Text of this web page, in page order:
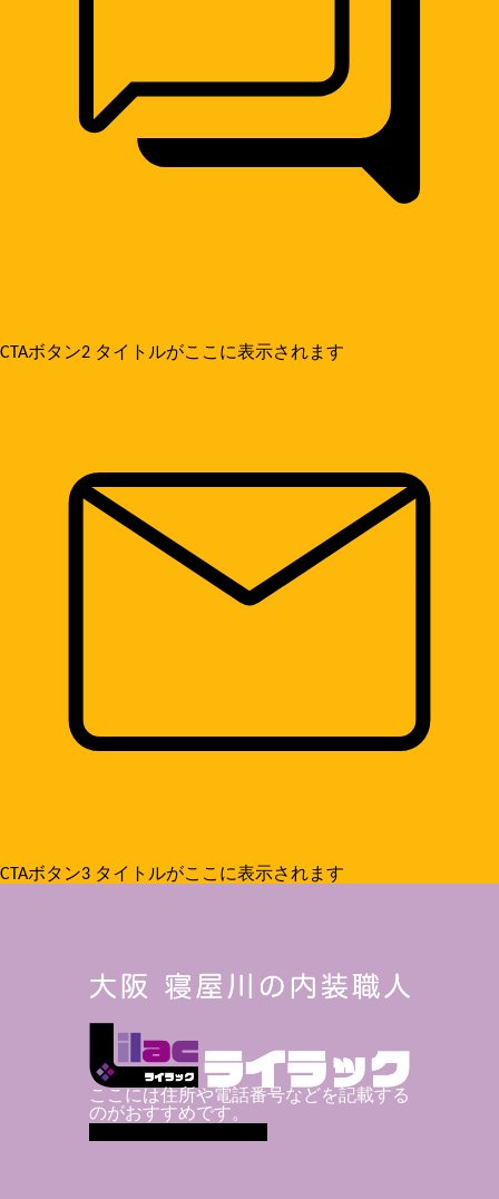
CTAボタン2 タイトルがここに表示されます
CTAボタン3 タイトルがここに表示されます
ここには住所や電話番号などを記載する
のがおすすめです。